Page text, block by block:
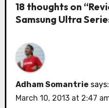
18 thoughts on
Samsung Ultra
Adham Somantrie says:
March 10, 2013 at 2:47